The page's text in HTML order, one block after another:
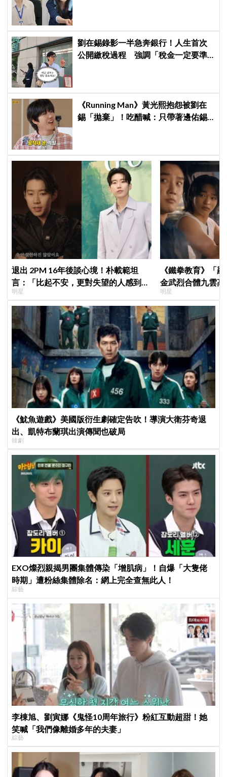
劉在錫錄影一半急奔銀行！人生首次
公開繳稅過程 強調「稅金一定要準
《Running Man》黃光熙抱怨被劉在
錫「拋棄」！吃醋喊：只帶著邊佑錫
退出 2PM 16年後談心境！朴載範坦
言：「比起不安，更對失望的人感到抱
歉」韓網至今仍不解退團原因
明星
《鐵拳教育》「
金武烈合體九雲
嚇壞反應笑翻劇
明星
《魷魚遊戲》美國版衍生劇確定告吹！導演大衛芬奇退
出、凱特布蘭琪出演傳聞也破局
韓劇
EXO燦烈親揭男團集體傳染「增肌病」！自爆「大隻佬
時期」遭粉絲集體除名：網上完全查無此人！
綜藝
李棟旭、劉寅娜《鬼怪10周年旅行》粉紅互動超甜！她
笑喊「我們像離婚多年的夫妻」
綜藝